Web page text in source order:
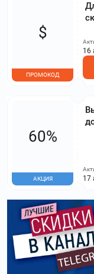
$
ПРОМОКОД
16
60%
АКЦИЯ 17